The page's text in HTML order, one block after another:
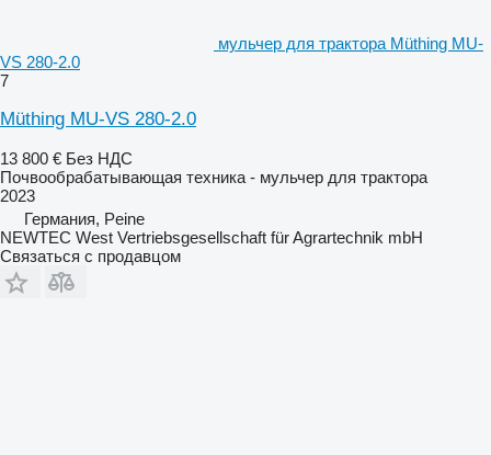
мульчер для трактора Müthing MU-
VS 280-2.0
7
Müthing MU-VS 280-2.0
13 800 € Без НДС
Почвообрабатывающая техника - мульчер для трактора
2023
Германия, Peine
NEWTEC West Vertriebsgesellschaft für Agrartechnik mbH
Связаться с продавцом